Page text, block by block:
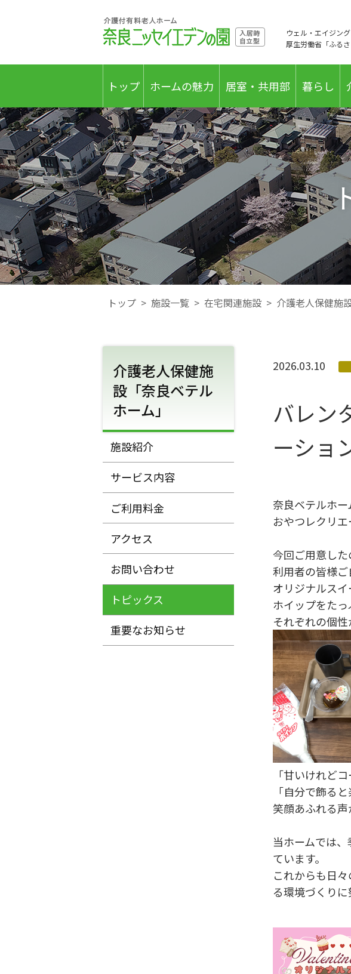
ウェル・エイジン
厚生労働省「ふる
トップ ホームの魅力 居室・共用部 暮らし
トップ > 施設一覧 > 在宅関連施設 > 介護老人保健施
2026.03.10
バレン
ーショ
奈良ベテルホー
おやつレクリエ
今回ご用意した
利用者の皆様ご
オリジナルスイ
ホイップをたっ
それぞれの個
「甘いけれど
「自分で飾ると
笑顔あふれる
当ホームでは
ています。
これからも日
る環境づくりに
介護老人保健施
設「奈良ベテル
ホーム」
施設紹介
サービス内容
ご利用料金
アクセス
お問い合わせ
トピックス
重要なお知らせ